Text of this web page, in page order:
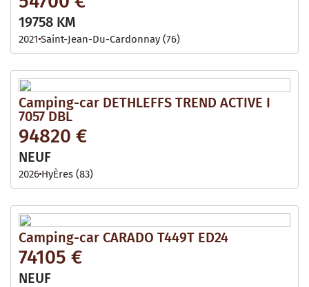
19758 KM
2021 Saint-Jean-Du-Cardonnay (76)
Camping-car DETHLEFFS TREND ACTIVE I
7057 DBL
94820 €
NEUF
2026 HyÈres (83)
Camping-car CARADO T449T ED24
74105 €
NEUF